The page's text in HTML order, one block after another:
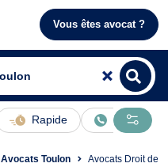
Vous êtes avocat ?
Rapide En ligne
Avocats Toulon Avocats Droit de